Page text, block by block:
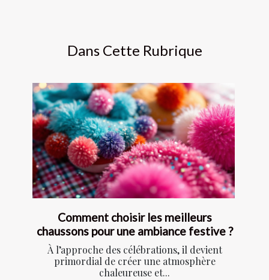
Dans Cette Rubrique
Comment choisir les meilleurs
chaussons pour une ambiance festive ?
À l’approche des célébrations, il devient
primordial de créer une atmosphère
chaleureuse et...